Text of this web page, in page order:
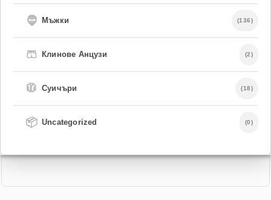
🧔 Мъжки (136)
🩳 Клинове Анцузи (2)
🧥 Суичъри (18)
📦 Uncategorized (0)